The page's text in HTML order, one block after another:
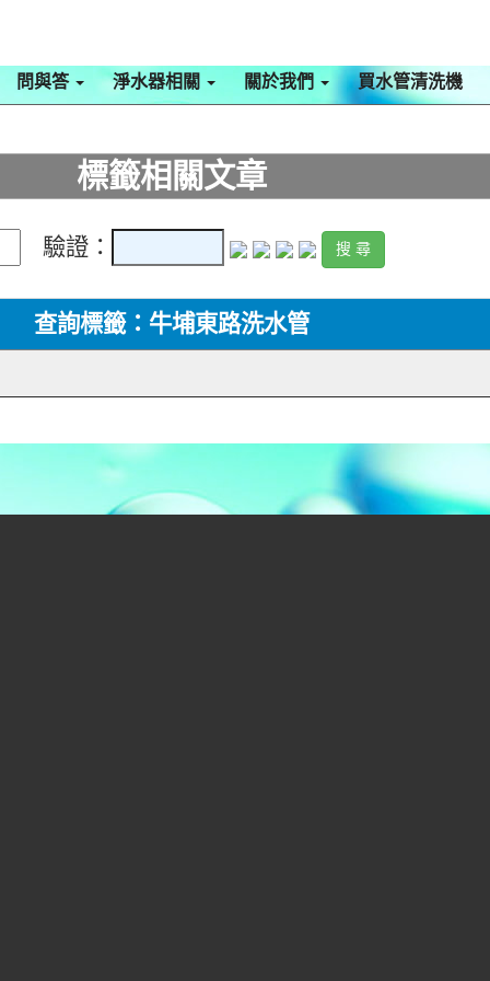
問與答 淨水器相關 關於我們 買水管清洗機
標籤相關文章
驗證：
查詢標籤：牛埔東路洗水管